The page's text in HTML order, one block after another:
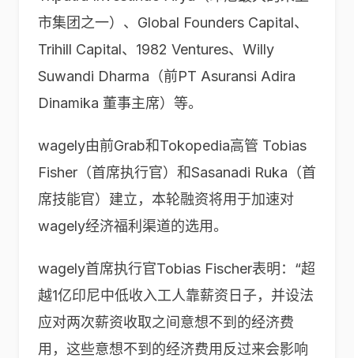
市集团之一）、Global Founders Capital、
Trihill Capital、1982 Ventures、Willy
Suwandi Dharma（前PT Asuransi Adira
Dinamika 董事主席）等。
wagely由前Grab和Tokopedia高管 Tobias
Fisher（首席执行官）和Sasanadi Ruka（首
席技能官）建立，本轮融资将用于加速对
wagely经济福利渠道的选用。
wagely首席执行官Tobias Fischer表明：“超
越1亿印尼中低收入工人靠薪资日子，并设法
应对两次薪资收取之间意想不到的经济费
用，这些意想不到的经济费用反过来会影响